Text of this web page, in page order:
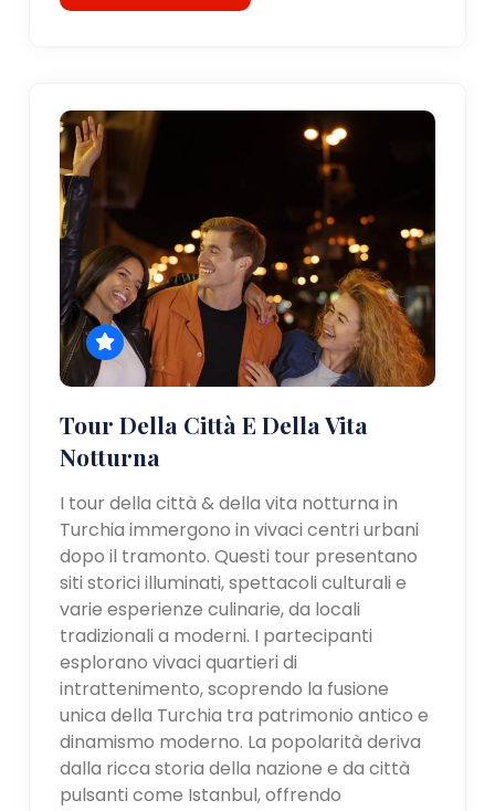
Tour Della Città E Della Vita
Notturna
I tour della città & della vita notturna in
Turchia immergono in vivaci centri urbani
dopo il tramonto. Questi tour presentano
siti storici illuminati, spettacoli culturali e
varie esperienze culinarie, da locali
tradizionali a moderni. I partecipanti
esplorano vivaci quartieri di
intrattenimento, scoprendo la fusione
unica della Turchia tra patrimonio antico e
dinamismo moderno. La popolarità deriva
dalla ricca storia della nazione e da città
pulsanti come Istanbul, offrendo